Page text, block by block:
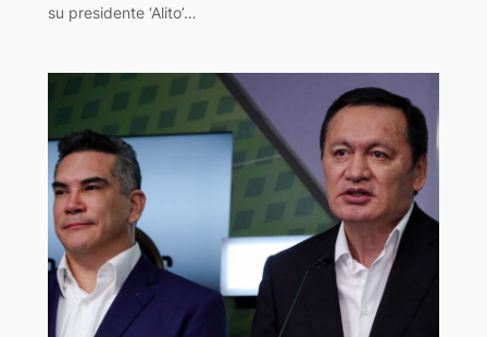
su presidente ‘Alito’…